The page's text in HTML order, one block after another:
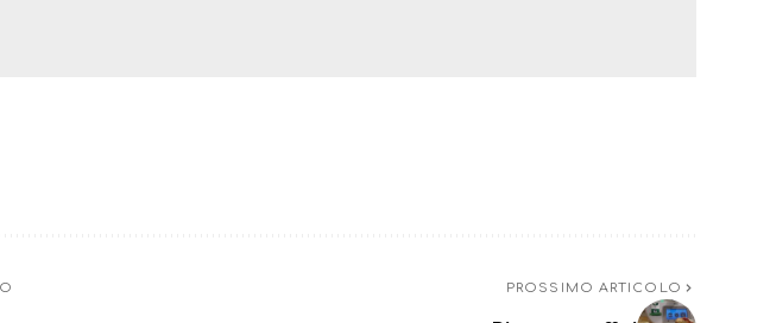
PROSSIMO ARTICOLO